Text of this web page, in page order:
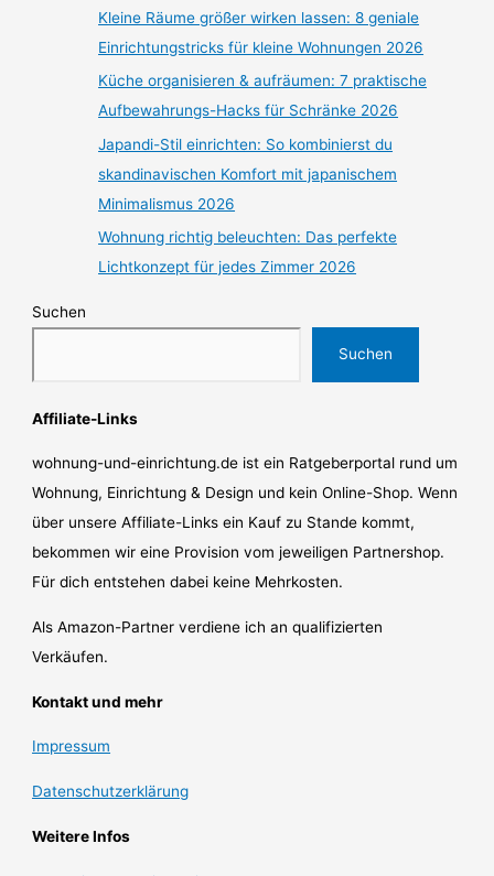
Kleine Räume größer wirken lassen: 8 geniale
Einrichtungstricks für kleine Wohnungen 2026
Küche organisieren & aufräumen: 7 praktische
Aufbewahrungs-Hacks für Schränke 2026
Japandi-Stil einrichten: So kombinierst du
skandinavischen Komfort mit japanischem
Minimalismus 2026
Wohnung richtig beleuchten: Das perfekte
Lichtkonzept für jedes Zimmer 2026
Suchen
Suchen
Affiliate-Links
wohnung-und-einrichtung.de ist ein Ratgeberportal rund um
Wohnung, Einrichtung & Design und kein Online-Shop. Wenn
über unsere Affiliate-Links ein Kauf zu Stande kommt,
bekommen wir eine Provision vom jeweiligen Partnershop.
Für dich entstehen dabei keine Mehrkosten.
Als Amazon-Partner verdiene ich an qualifizierten
Verkäufen.
Kontakt und mehr
Impressum
Datenschutzerklärung
Weitere Infos